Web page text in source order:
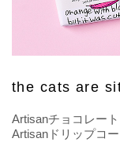
the cats are
Artisanチョコレー
Artisanドリップコ